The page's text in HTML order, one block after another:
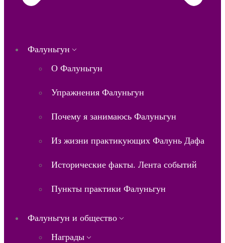
Фалуньгун
О Фалуньгун
Упражнения Фалуньгун
Почему я занимаюсь Фалуньгун
Из жизни практикующих Фалунь Дафа
Исторические факты. Лента событий
Пункты практики Фалуньгун
Фалуньгун и общество
Награды